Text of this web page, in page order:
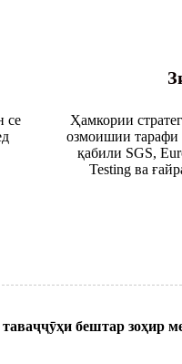
се
Ҳамкории
озмоишии
қабили SGS,
Testing ва
бештар зоҳир